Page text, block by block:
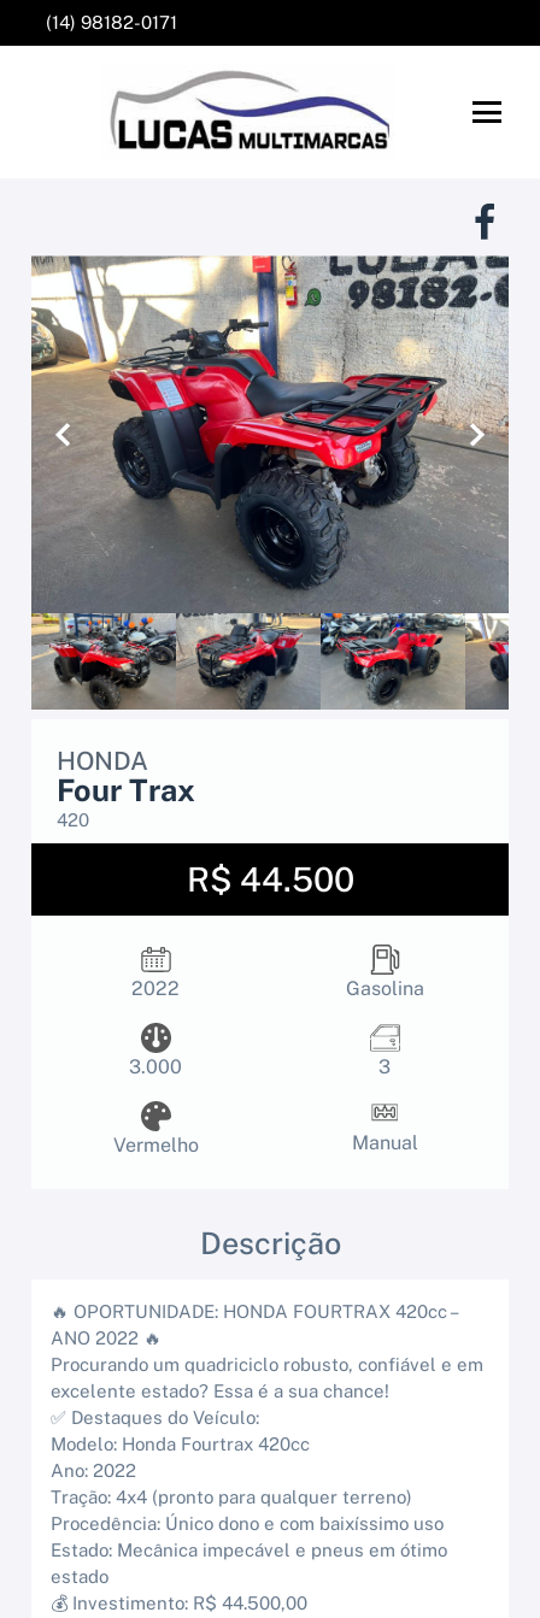
(14) 98182-0171
HONDA
Four Trax
420
R$ 44.500
2022 Gasolina
3.000 3
Vermelho Manual
Anterior Próximo
Descrição
🔥 OPORTUNIDADE: HONDA FOURTRAX 420cc –
ANO 2022 🔥
Procurando um quadriciclo robusto, confiável e em
excelente estado? Essa é a sua chance!
✅ Destaques do Veículo:
Modelo: Honda Fourtrax 420cc
Ano: 2022
Tração: 4x4 (pronto para qualquer terreno)
Procedência: Único dono e com baixíssimo uso
Estado: Mecânica impecável e pneus em ótimo
estado
💰 Investimento: R$ 44.500,00